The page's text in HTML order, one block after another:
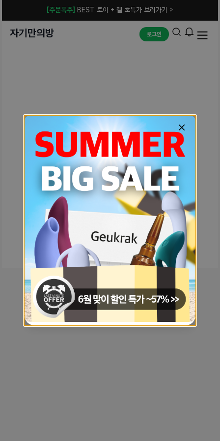
[주문폭주] BEST 토이 + 젤 초특가 보러가기 >
자기만의방 로그인
예상치 못한 에러입니다.